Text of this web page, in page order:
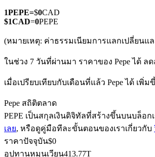
TradFi
อนุพันธ์ของหุ้น ฟอเร็กซ์ โลหะมีค่า
1PEPE=$0CAD
$1CAD=0PEPE
(หมายเหตุ: ค่าธรรมเนียมการแลกเปลี่ยนแ
ในช่วง 7 วันที่ผ่านมา ราคาของ Pepe ได้ ลด
เมื่อเปรียบเทียบกับเดือนที่แล้ว Pepe ได้ เพิ่
Pepe สถิติตลาด
PEPE เป็นสกุลเงินดิจิทัลที่สร้างขึ้นบนบล็อ
เลย, หรือดูคู่มือทีละขั้นตอนของเราเกี่ยวกับ
ราคาปัจจุบัน$0
อุปทานหมุนเวียน413.77T